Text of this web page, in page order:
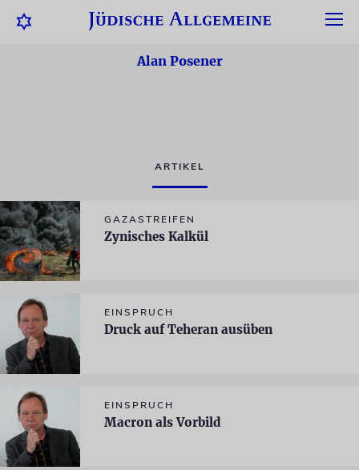
Alan Posener
ARTIKEL
GAZASTREIFEN
Zynisches Kalkül
EINSPRUCH
Druck auf Teheran ausüben
EINSPRUCH
Macron als Vorbild